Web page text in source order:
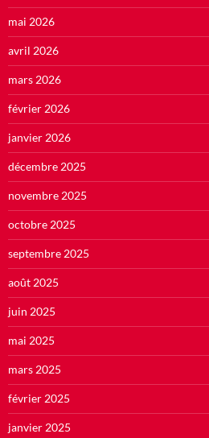
mai 2026
avril 2026
mars 2026
février 2026
janvier 2026
décembre 2025
novembre 2025
octobre 2025
septembre 2025
août 2025
juin 2025
mai 2025
mars 2025
février 2025
janvier 2025